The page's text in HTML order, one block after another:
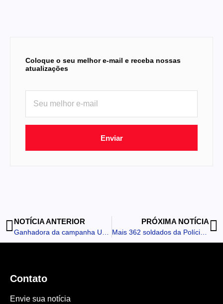
Coloque o seu melhor e-mail e receba nossas
atualizações
Enviar
NOTÍCIA ANTERIOR PRÓXIMA NOTÍCIA
Mais 362 soldados da Polícia Militar reforçarão a segurança na região Norte do Paraná
Contato
Envie sua notícia